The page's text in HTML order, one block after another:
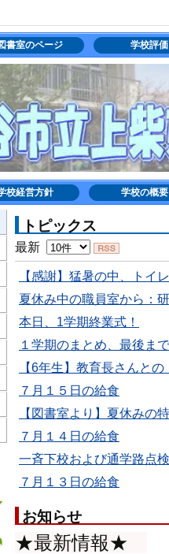
書室のページ 学校評価
校経営方針 学校の概要
トピックス
最新
【感謝】猛暑の中、トイ
夏休み中の職員室から：
本日、1学期終業式！
１学期のまとめ、最後ま
【6年生】教育長さんと
７月１５日の給食
【図書室より】夏休みの
７月１４日の給食
一斉下校および通学路点検
７月１３日の給食
お知らせ
★最新情報★